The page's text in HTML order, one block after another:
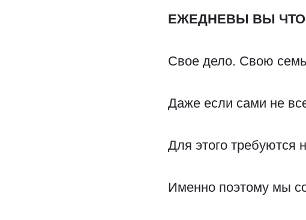
ЕЖЕДНЕВЫ ВЫ
Свое дело. Свою
Даже если сами не
Для этого требуются
Именно поэтому мы